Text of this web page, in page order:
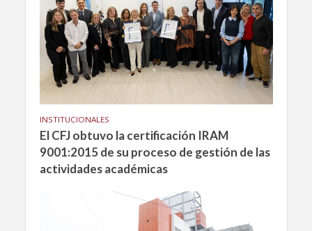
INSTITUCIONALES
El CFJ obtuvo la certificación IRAM
9001:2015 de su proceso de gestión de las
actividades académicas